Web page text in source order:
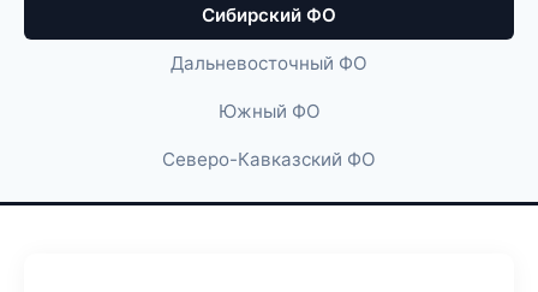
Сибирский ФО
Дальневосточный ФО
Южный ФО
Северо-Кавказский ФО